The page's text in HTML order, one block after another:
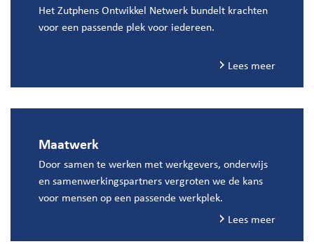
Het Zutphens Ontwikkel Netwerk bundelt krachten
voor een passende plek voor iedereen.
Lees meer
Maatwerk
Door samen te werken met werkgevers, onderwijs
en samenwerkingspartners vergroten we de kans
voor mensen op een passende werkplek.
Lees meer